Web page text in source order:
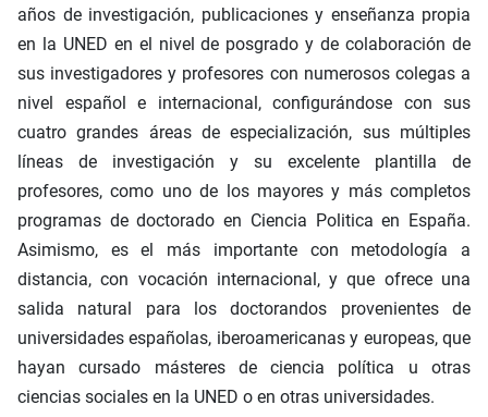
años de investigación, publicaciones y enseñanza propia
en la UNED en el nivel de posgrado y de colaboración de
sus investigadores y profesores con numerosos colegas a
nivel español e internacional, configurándose con sus
cuatro grandes áreas de especialización, sus múltiples
líneas de investigación y su excelente plantilla de
profesores, como uno de los mayores y más completos
programas de doctorado en Ciencia Politica en España.
Asimismo, es el más importante con metodología a
distancia, con vocación internacional, y que ofrece una
salida natural para los doctorandos provenientes de
universidades españolas, iberoamericanas y europeas, que
hayan cursado másteres de ciencia política u otras
ciencias sociales en la UNED o en otras universidades.